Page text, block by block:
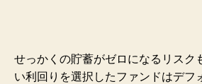
せっかくの貯蓄がゼロになるリスク
い利回りを選択したファンドはデフ